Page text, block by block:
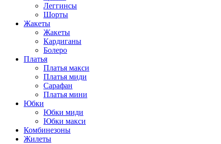
Леггинсы
Шорты
Жакеты
Жакеты
Кардиганы
Болеро
Платья
Платья макси
Платья миди
Сарафан
Платья мини
Юбки
Юбки миди
Юбки макси
Комбинезоны
Жилеты